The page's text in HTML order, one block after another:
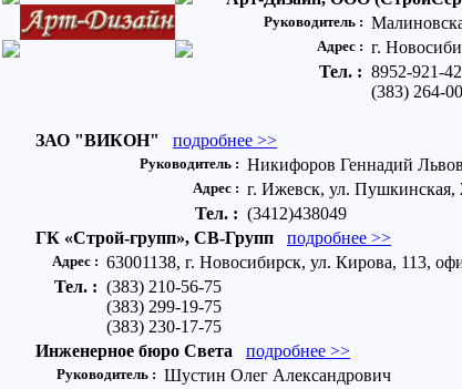
Руководитель :
Адрес : г.
Тел. : 8952-921-
(383) 264-
ЗАО "ВИКОН"
подробнее >>
Руководитель : Никифоров Геннадий
Адрес : г. Ижевск, ул. Пушкинская,
Тел. : (3412)438049
ГК «Строй-групп», СВ-Групп
подробнее >>
Адрес : 63001138, г. Новосибирск, ул. Кирова, 113,
Тел. : (383) 210-56-75
(383) 299-19-75
(383) 230-17-75
Инженерное бюро Света
подробнее >>
Руководитель : Шустин Олег Александрович